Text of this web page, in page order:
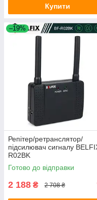
Купити
–19%
Репітер/ретранслятор/
підсилювач сигналу
R02BK
Готово до відправки
2 188 ₴ 2 708 ₴